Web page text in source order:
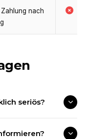
nach
seriös?